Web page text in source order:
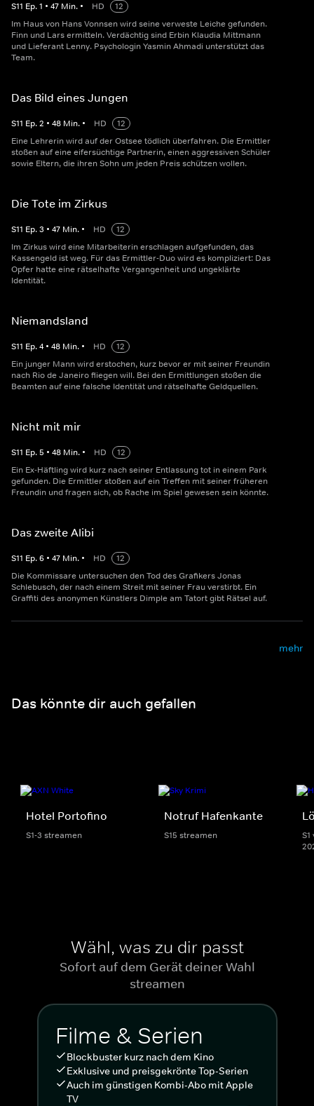
S11 Ep.1 • 47 Min. • HD
12
Im Haus von Hans Vonnsen wird seine verweste Leiche gefunden.
Finn und Lars ermitteln. Verdächtig sind Erbin Klaudia Mittmann
und Lieferant Lenny. Psychologin Yasmin Ahmadi unterstützt das
Team.
Das Bild eines Jungen
S11 Ep.2 • 48 Min. • HD
12
Eine Lehrerin wird auf der Ostsee tödlich überfahren. Die Ermittler
stoßen auf eine eifersüchtige Partnerin, einen aggressiven Schüler
sowie Eltern, die ihren Sohn um jeden Preis schützen wollen.
Die Tote im Zirkus
S11 Ep.3 • 47 Min. • HD
12
Im Zirkus wird eine Mitarbeiterin erschlagen aufgefunden, das
Kassengeld ist weg. Für das Ermittler-Duo wird es kompliziert: Das
Opfer hatte eine rätselhafte Vergangenheit und ungeklärte
Identität.
Niemandsland
S11 Ep.4 • 48 Min. • HD
12
Ein junger Mann wird erstochen, kurz bevor er mit seiner Freundin
nach Rio de Janeiro fliegen will. Bei den Ermittlungen stoßen die
Beamten auf eine falsche Identität und rätselhafte Geldquellen.
Nicht mit mir
S11 Ep.5 • 48 Min. • HD
12
Ein Ex-Häftling wird kurz nach seiner Entlassung tot in einem Park
gefunden. Die Ermittler stoßen auf ein Treffen mit seiner früheren
Freundin und fragen sich, ob Rache im Spiel gewesen sein könnte.
Das zweite Alibi
S11 Ep.6 • 47 Min. • HD
12
Die Kommissare untersuchen den Tod des Grafikers Jonas
Schlebusch, der nach einem Streit mit seiner Frau verstirbt. Ein
Graffiti des anonymen Künstlers Dimple am Tatort gibt Rätsel auf.
mehr
Das könnte dir auch gefallen
Hotel Portofino
S1-3 streamen
Notruf Hafenkante
S15 streamen
Wähl, was zu dir passt
Sofort auf dem Gerät deiner Wahl
streamen
Filme & Serien
Blockbuster kurz nach dem Kino
Exklusive und preisgekrönte Top-Serien
Auch im günstigen Kombi-Abo mit Apple
TV